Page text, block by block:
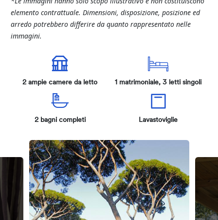
elemento contrattuale. Dimensioni, disposizione, posizione ed
arredo potrebbero differire da quanto rappresentato nelle
immagini.
2 ampie camere da letto 1 matrimoniale, 3 letti singoli
2 bagni completi Lavastoviglie